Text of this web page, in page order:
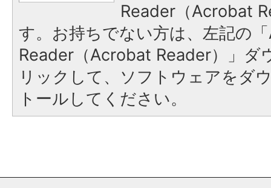
Reader（Acrobat
す。お持ちでない方は、左記の
Reader（Acrobat Reader）」ダ
リックして、ソフトウェアをダ
トールしてください。